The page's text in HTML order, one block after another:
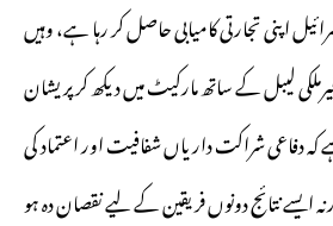
اپنی تجارتی کامیابی حاصل کر رہا ہے، وہیں
لیبل کے ساتھ مارکیٹ میں دیکھ کر پریشان
دفاعی شراکت داریاں شفافیت اور اعتماد کی
ایسے نتائج دونوں فریقین کے لیے نقصان دہ ہو